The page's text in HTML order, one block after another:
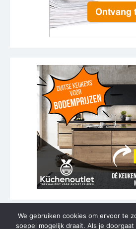
We gebruiken cookies om ervoor te
soepel mogelijk draait. Als je